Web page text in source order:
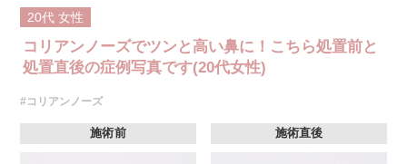
20代 女性
コリアンノーズでツンと高い鼻に！こちら処置前と
処置直後の症例写真です(20代女性)
#コリアンノーズ
施術前 施術直後